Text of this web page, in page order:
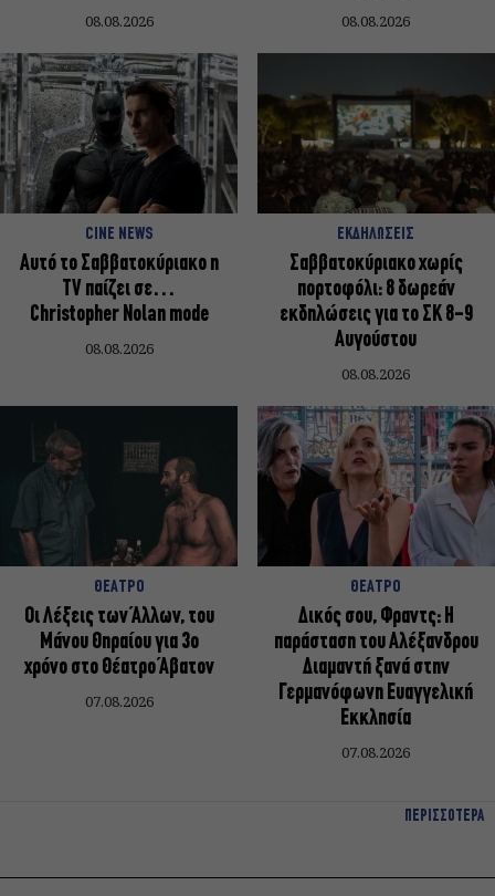
08.08.2026 08.08.2026
CINE NEWS
Αυτό το Σαββατοκύριακο η
TV παίζει σε…
Christopher Nolan mode
08.08.2026
ΕΚΔΗΛΩΣΕΙΣ
Σαββατοκύριακο χωρίς
πορτοφόλι: 8 δωρεάν
εκδηλώσεις για το ΣΚ 8-9
Αυγούστου
08.08.2026
ΘΕΑΤΡΟ
Οι Λέξεις των Άλλων, του
Μάνου Θηραίου για 3ο
χρόνο στο Θέατρο Άβατον
07.08.2026
ΘΕΑΤΡΟ
Δικός σου, Φραντς: Η
παράσταση του Αλέξανδρου
Διαμαντή ξανά στην
Γερμανόφωνη Ευαγγελική
Εκκλησία
07.08.2026
ΠΕΡΙΣΣΟΤΕΡΑ